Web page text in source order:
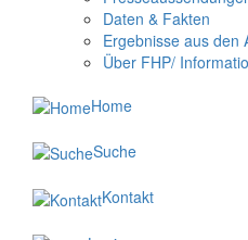
Daten & Fakten
Ergebnisse aus den
Über FHP/
Home
Suche
Kontakt